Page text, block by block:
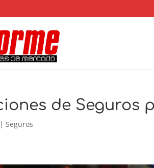
de Seguros
|Seguros